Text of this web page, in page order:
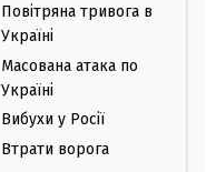
Повітряна тривога в
Україні
Масована атака по
Україні
Вибухи у Росії
Втрати ворога